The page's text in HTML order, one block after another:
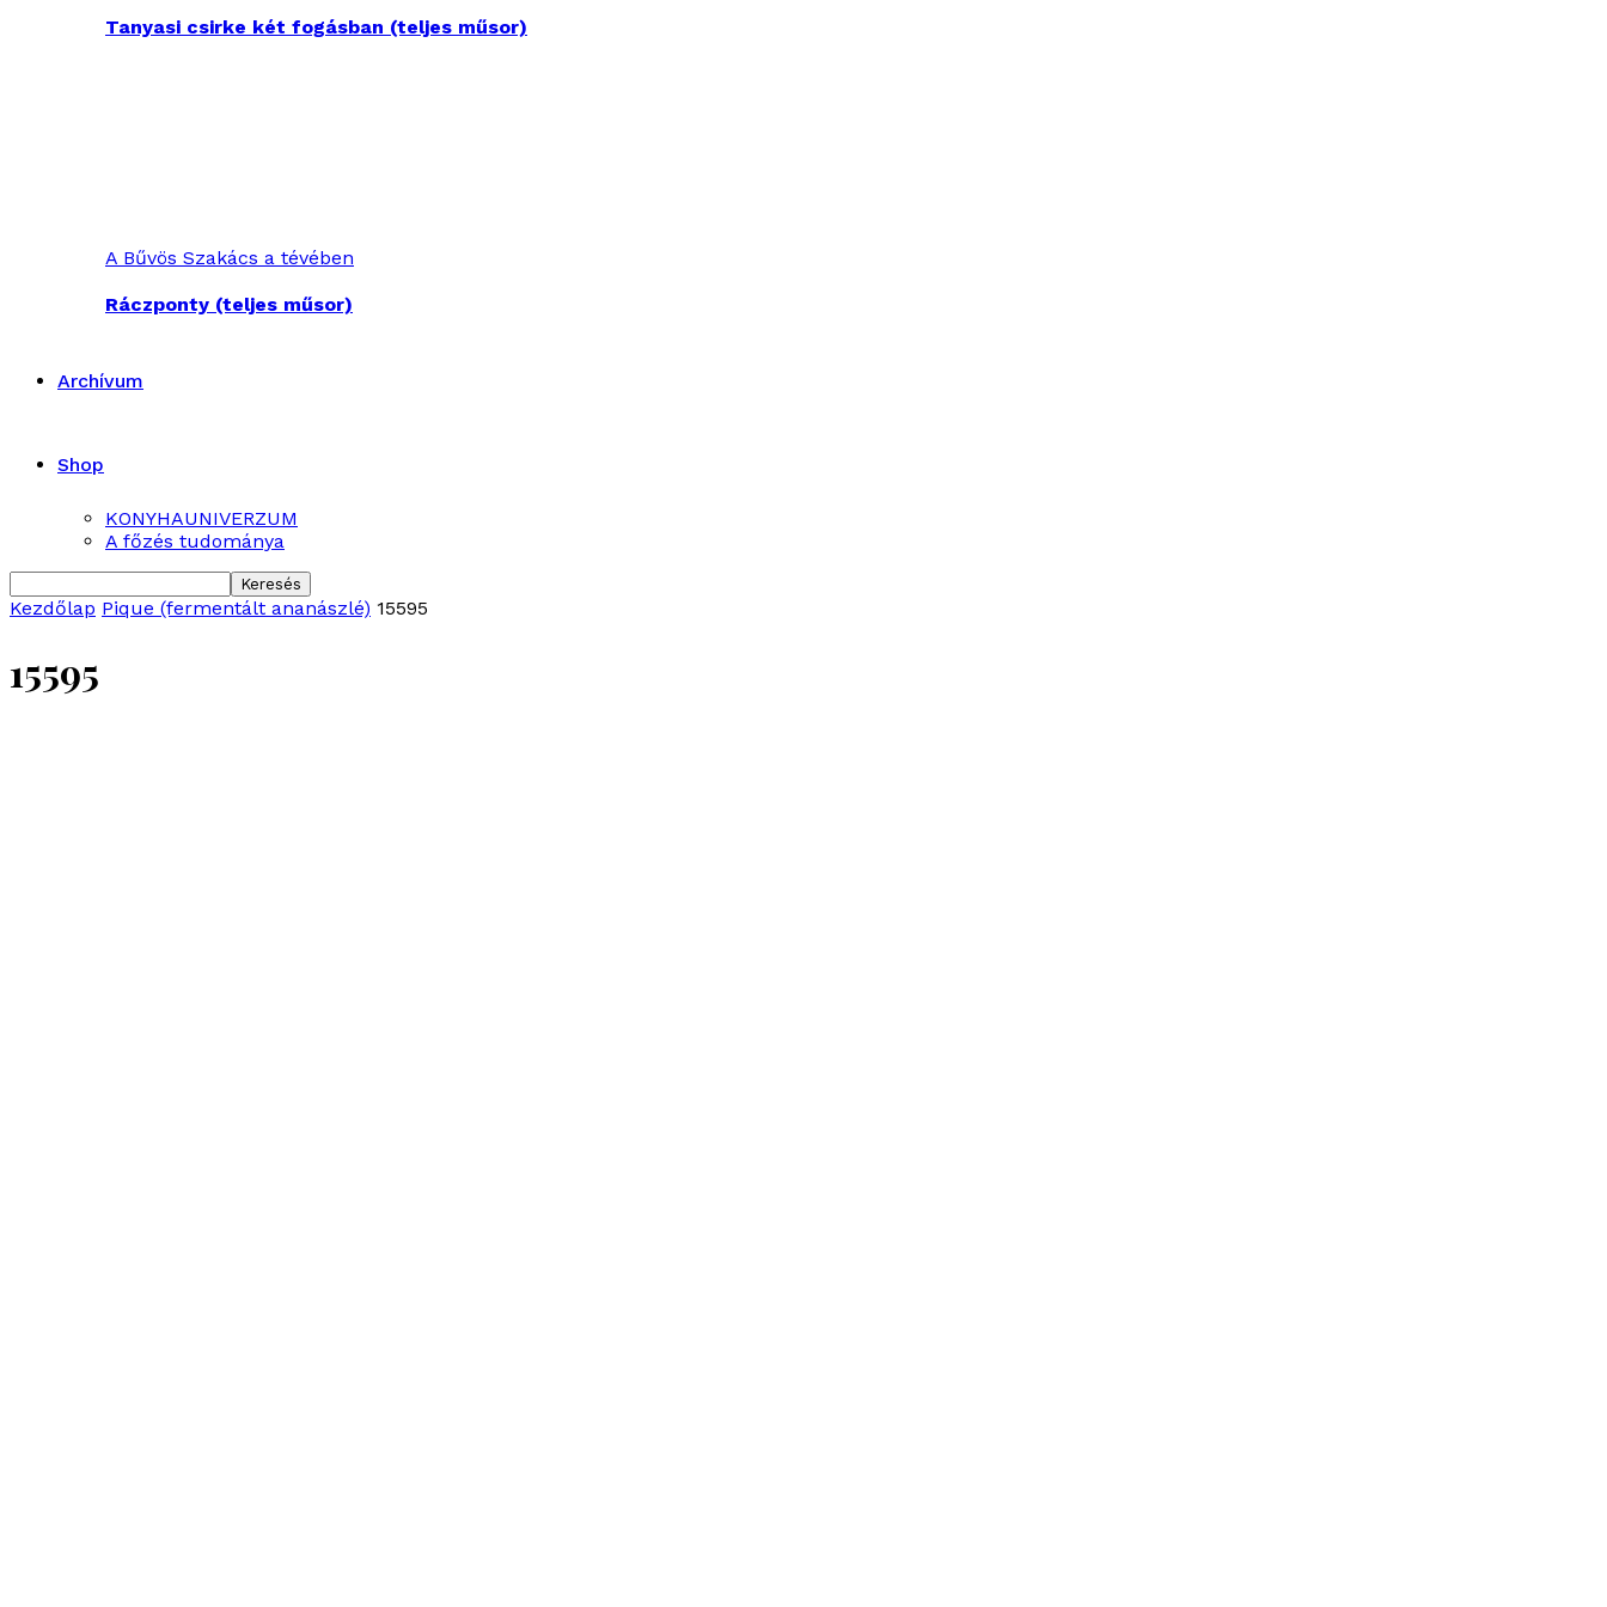
Tanyasi csirke két fogásban (teljes műsor)
A Bűvös Szakács a tévében
Ráczponty (teljes műsor)
Archívum
Shop
KONYHAUNIVERZUM
A főzés tudománya
Kezdőlap Pique (fermentált ananászlé) 15595
15595